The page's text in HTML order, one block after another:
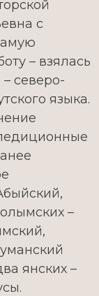
с
– взялась
северо-
языка.
–
янских –